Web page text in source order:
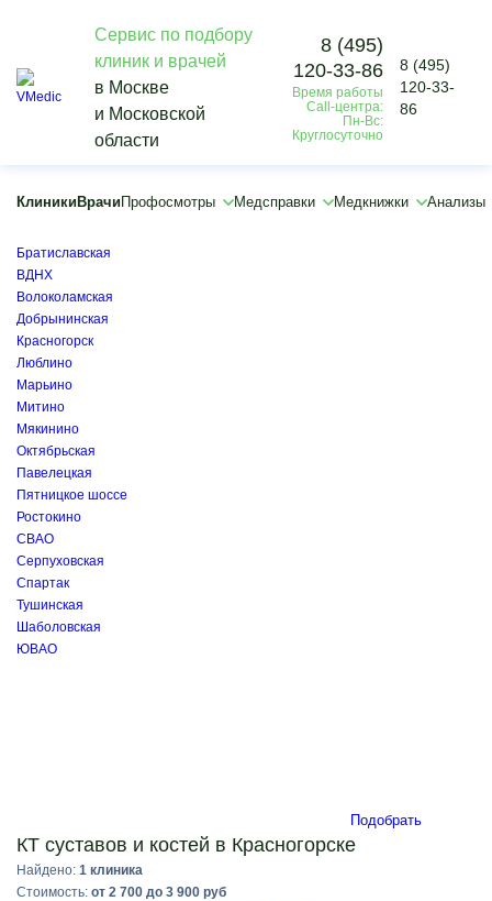
Сервис по подбору
клиник и врачей
в Москве
и Московской
области
8 (495)
120-33-86
Время работы
Call-центра:
Пн-Вс:
Круглосуточно
8 (495)
120-33-
86
Клиники Врачи Профосмотры Медсправки Медкнижки Анализы
Vmedic
Диагностика
Компьютерная томография
КТ суставов и костей
Алексеевская
Братиславская
ВДНХ
Волоколамская
Добрынинская
Красногорск
Люблино
Марьино
Митино
Мякинино
Октябрьская
Павелецкая
Пятницкое шоссе
Ростокино
СВАО
Серпуховская
Спартак
Тушинская
Шаболовская
ЮВАО
Подобрать
КТ суставов и костей в Красногорске
Найдено: 1 клиника
Стоимость: от 2 700 до 3 900 руб